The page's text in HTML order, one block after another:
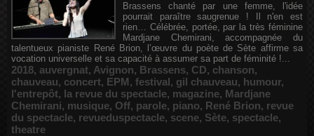
Brassens chanté par une femme, l'idée
pourrait paraître saugrenue ! Il n'en est
rien… Célébrée, portée, par la très féminine
Mardjane Chemirani, accompagnée du
talentueux pianiste René Brion, l’œuvre du poète de Sète affirme sa
vocation universelle et sa capacité à assumer sa part de féminité !...
2018, auvergnat, Avignon, Brassens, CD, chanson,
chauveau, concert, EPM, festival, gil chauveau, humour,
l'entrepôt, la revue du spectacle, magazine, Mardjane
Chemirani, musique, Off, parole, piano, René Brion, revue
du spectacle, revueduspectacle, scene, Sète, spectacle,
theatre